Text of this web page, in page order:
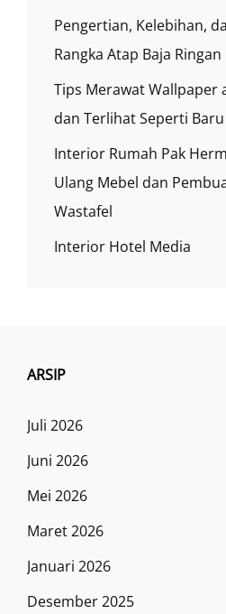
Pengertian, Kelebihan,
Rangka Atap Baja Ringan
Tips Merawat Wallpaper
dan Terlihat Seperti Baru
Interior Rumah Pak
Ulang Mebel dan
Wastafel
Interior Hotel Media
ARSIP
Juli 2026
Juni 2026
Mei 2026
Maret 2026
Januari 2026
Desember 2025